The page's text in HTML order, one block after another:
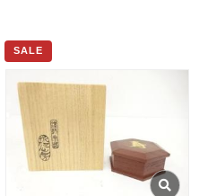
SALE